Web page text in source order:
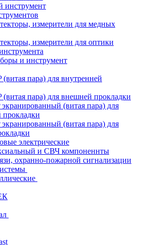
измерители для медных
измерители для оптики
и инструмент
(витая пара) для внутренней
(витая пара) для внешней прокладки
экранированный (витая пара) для
прокладки
экранированный (витая пара) для
электрические
и СВЧ компоненнты
охранно-пожарной сигнализации